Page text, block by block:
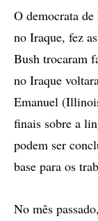
O democrata
no Iraque, fez
Bush trocaram
no Iraque
Emanuel
finais sobre a
podem ser
base para os
No mês